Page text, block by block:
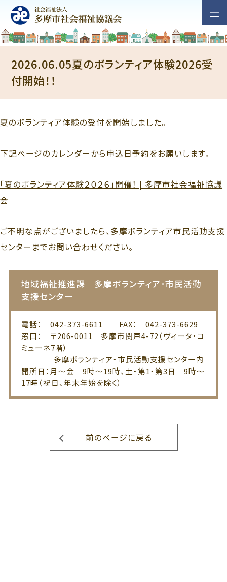
2026.06.05夏のボランティア体験2026受
付開始！！
夏のボランティア体験の受付を開始しました。
下記ページのカレンダーから申込日予約をお願いします。
「夏のボランティア体験２０２６」開催！ | 多摩市社会福祉協議
会
ご不明な点がございましたら、多摩ボランティア市民活動支援
センターまでお問い合わせください。
地域福祉推進課 多摩ボランティア･市民活動
支援センター
電話： 042-373-6611 FAX： 042-373-6629
窓口： 〒206-0011 多摩市関戸4-72（ヴィータ・コ
ミューネ7階）
多摩ボランティア・市民活動支援センター内
開所日：月～金 9時～19時、土・第1・第3日 9時～
17時（祝日、年末年始を除く）
前のページに戻る